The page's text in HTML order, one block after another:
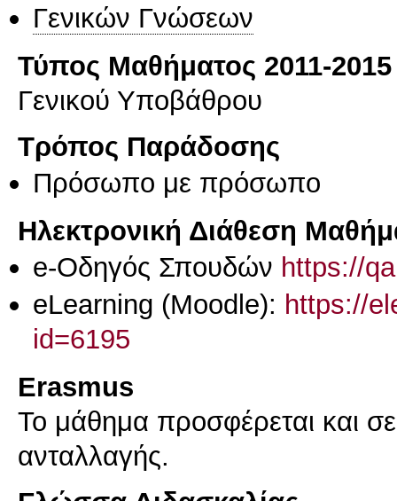
Γενικών Γνώσεων
Τύπος Μαθήματος 2011-2015
Γενικού Υποβάθρου
Τρόπος Παράδοσης
Πρόσωπο με πρόσωπο
Ηλεκτρονική Διάθεση
e-Οδηγός Σπουδών https://
eLearning (Moodle): https://
id=6195
Erasmus
Το μάθημα προσφέρεται και
ανταλλαγής.